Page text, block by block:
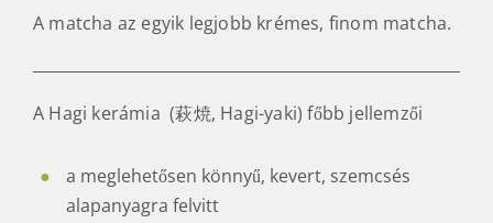
A matcha az egyik legjobb krémes, finom matcha.
A Hagi kerámia (萩焼, Hagi-yaki) főbb jellemzői
a meglehetősen könnyű, kevert, szemcsés
alapanyagra felvitt